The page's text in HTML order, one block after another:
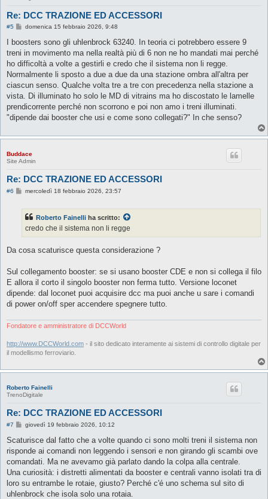
Re: DCC TRAZIONE ED ACCESSORI
#5
M
s
a
g
i
o
domenica 15 febbraio 2026, 9:48
I boosters sono gli uhlenbrock 63240. In teoria ci potrebbero essere 9
treni in movimento ma nella realtà più di 6 non ne ho mandati mai perché
ho difficoltà a volte a gestirli e credo che il sistema non li regge.
Normalmente li sposto a due a due da una stazione ombra all'altra per
ciascun senso. Qualche volta tre a tre con precedenza nella stazione a
vista. Di illuminato ho solo le MD di vitrains ma ho discostato le lamelle
prendicorrente perché non scorrono e poi non amo i treni illuminati.
"dipende dai booster che usi e come sono collegati?" In che senso?
Buddace
Site Admin
Re: DCC TRAZIONE ED ACCESSORI
#6
M
a
g
o
mercoledì 18 febbraio 2026, 23:57
Roberto Fainelli ha scritto:
credo che il sistema non li regge
Da cosa scaturisce questa considerazione ?
Sul collegamento booster: se si usano booster CDE e non si collega il filo
E allora il corto il singolo booster non ferma tutto. Versione loconet
dipende: dal loconet puoi acquisire dcc ma puoi anche u sare i comandi
di power on/off sper accendere spegnere tutto.
Fondatore e amministratore di DCCWorld
http://www.DCCWorld.com - il sito dedicato interamente ai sistemi di controllo digitale per
il modellismo ferroviario.
Roberto Fainelli
TrenoDigitale
Re: DCC TRAZIONE ED ACCESSORI
#7
M
s
a
g
i
o
giovedì 19 febbraio 2026, 10:12
Scaturisce dal fatto che a volte quando ci sono molti treni il sistema non
risponde ai comandi non leggendo i sensori e non girando gli scambi ove
comandati. Ma ne avevamo già parlato dando la colpa alla centrale.
Una curiosità: i distretti alimentati da booster e centrali vanno isolati tra di
loro su entrambe le rotaie, giusto? Perché c'é uno schema sul sito di
uhlenbrock che isola solo una rotaia.